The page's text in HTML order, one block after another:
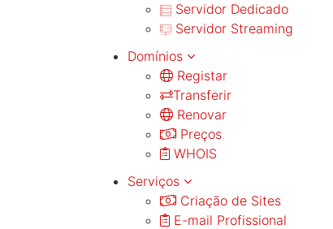
Servidor Dedicado
Servidor Streaming
Domínios
Registar
Transferir
Renovar
Preços
WHOIS
Serviços
Criação de Sites
E-mail Profissional